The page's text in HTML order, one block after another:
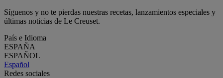
Síguenos y no te pierdas nuestras recetas, lanzamientos especiales y
últimas noticias de Le Creuset.
País e Idioma
ESPAÑA
ESPAÑOL
Español
Redes sociales